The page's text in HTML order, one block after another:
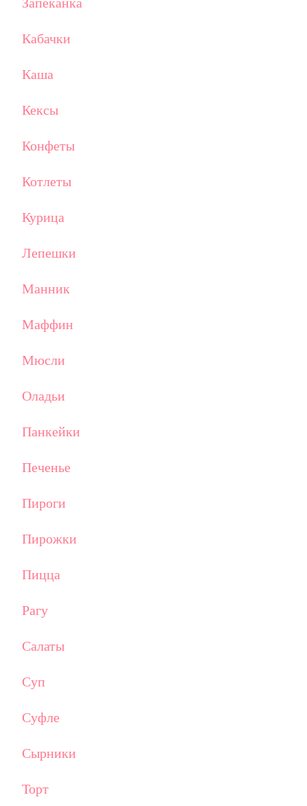
Кабачки
Каша
Кексы
Конфеты
Котлеты
Курица
Лепешки
Манник
Маффин
Мюсли
Оладьи
Панкейки
Печенье
Пироги
Пирожки
Пицца
Рагу
Салаты
Суп
Суфле
Сырники
Торт